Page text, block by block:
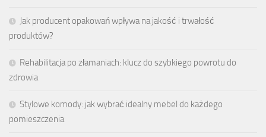
Jak producent opakowań wpływa na jakość i trwałość
produktów?
Rehabilitacja po złamaniach: klucz do szybkiego powrotu do
zdrowia
Stylowe komody: jak wybrać idealny mebel do każdego
pomieszczenia